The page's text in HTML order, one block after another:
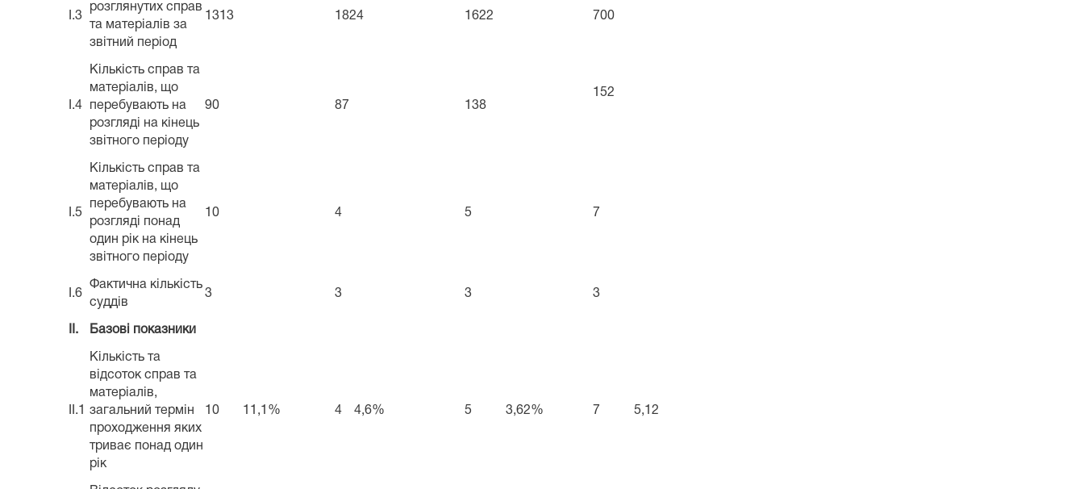
I.3
розглянутих справ
та матеріалів за
звітний період
1313 1824 1622 700
I.4
Кількість справ та
матеріалів, що
перебувають на
розгляді на кінець
звітного періоду
90 87 138
152
I.5
Кількість справ та
матеріалів, що
перебувають на
розгляді понад
один рік на кінець
звітного періоду
10 4 5 7
I.6
Фактична кількість
суддів
3 3 3 3
II. Базові показники
II.1
Кількість та
відсоток справ та
матеріалів,
загальний термін
проходження яких
триває понад один
рік
10 11,1% 4 4,6% 5 3,62% 7 5,12